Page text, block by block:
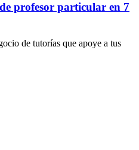
profesor particular en 7
de tutorías que apoye a tus